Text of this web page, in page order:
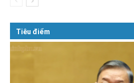
Tiêu điểm